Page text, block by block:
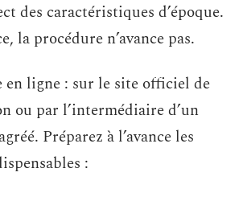
des caractéristiques d’époque.
la procédure n’avance pas.
en ligne : sur le site officiel de
ou par l’intermédiaire d’un
Préparez à l’avance les
: